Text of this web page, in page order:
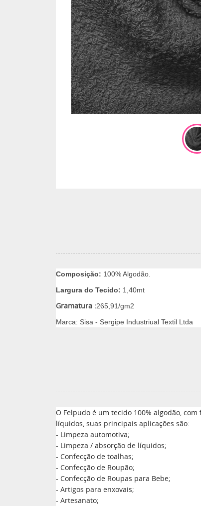
Composição: 100% Algodão.
Largura do Tecido: 1,40mt
Gramatura :265,91/gm2
Marca: Sisa - Sergipe Industriual Textil Ltda
O Felpudo é um tecido 100% algodão,
líquidos, suas principais aplicações são:
- Limpeza automotiva;
- Limpeza / absorção de líquidos;
- Confecção de toalhas;
- Confecção de Roupão;
- Confecção de Roupas para Bebe;
- Artigos para enxovais;
- Artesanato;